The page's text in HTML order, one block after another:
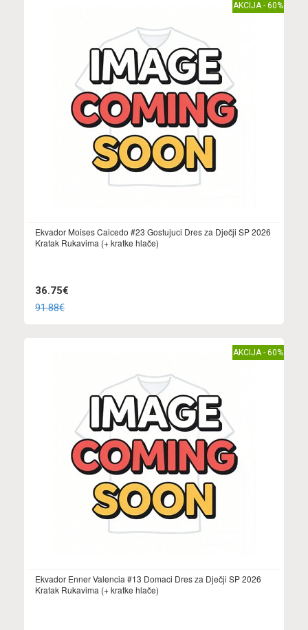
AKCIJA - 60%
Ekvador Moises Caicedo #23 Gostujuci Dres za Dječji SP 2026
Kratak Rukavima (+ kratke hlače)
36.75€
91.88€
AKCIJA - 60%
Ekvador Enner Valencia #13 Domaci Dres za Dječji SP 2026
Kratak Rukavima (+ kratke hlače)